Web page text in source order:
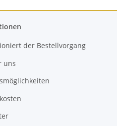
der Bestellvorgang
uns